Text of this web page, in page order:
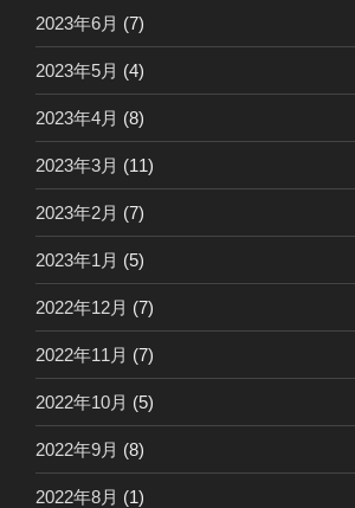
2023年6月 (7)
2023年5月 (4)
2023年4月 (8)
2023年3月 (11)
2023年2月 (7)
2023年1月 (5)
2022年12月 (7)
2022年11月 (7)
2022年10月 (5)
2022年9月 (8)
2022年8月 (1)